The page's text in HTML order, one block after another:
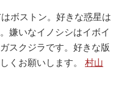
ボストン。好きな惑星は
嫌いなイノシシはイボイ
スクジラです。好きな版
くお願いします。 村山